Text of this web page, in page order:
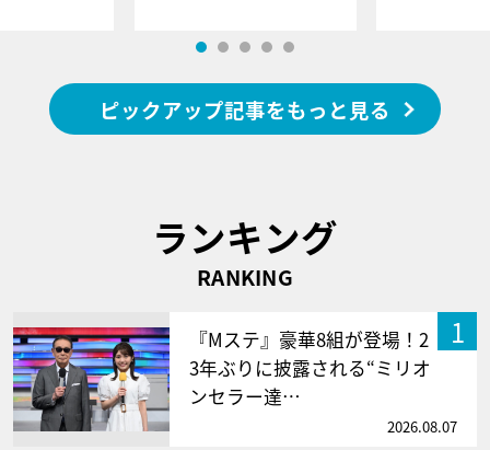
ピックアップ記事をもっと見る
ランキング
RANKING
1
『Mステ』豪華8組が登場！2
3年ぶりに披露される“ミリオ
ンセラー達…
2026.08.07